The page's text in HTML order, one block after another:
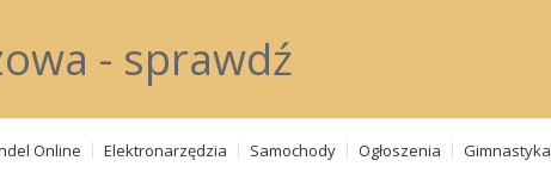
- sprawdź
Online Elektronarzędzia Samochody Ogłoszenia Gimnastyka